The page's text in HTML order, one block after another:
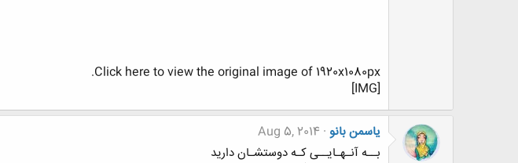
Click here to view the original image of 1920x1080px.
[IMG]
یاسمن بانو Aug 5, 2014
بــه آنـهـایــی کـه دوستشـان دارید